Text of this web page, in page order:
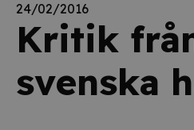
24/02/2016
Kritik
svenska